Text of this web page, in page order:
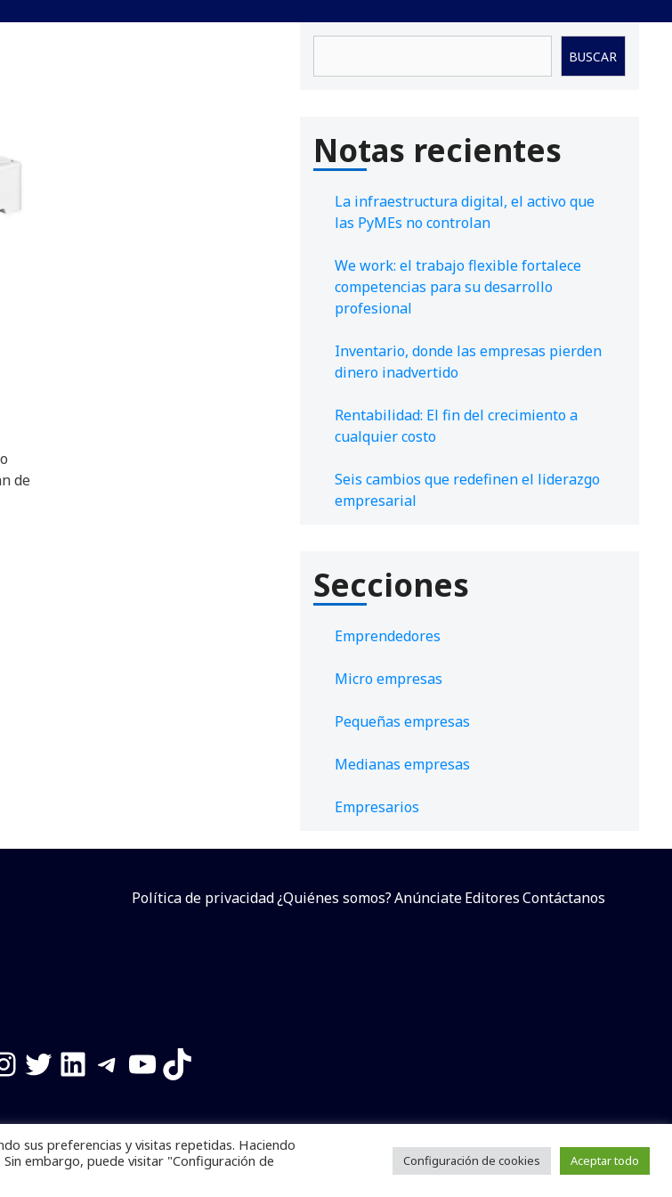
de
BUSCAR
Notas recientes
La infraestructura digital, el activo que
las PyMEs no controlan
We work: el trabajo flexible fortalece
competencias para su desarrollo
profesional
Inventario, donde las empresas pierden
dinero inadvertido
Rentabilidad: El fin del crecimiento a
cualquier costo
Seis cambios que redefinen el liderazgo
empresarial
Secciones
Emprendedores
Micro empresas
Pequeñas empresas
Medianas empresas
Empresarios
Política de privacidad¿Quiénes somos?AnúnciateEditoresContáctanos
Twitter
LinkedIn
Telegram
YouTube
TikTok
prohibe el uso de la información total o parcial sin dar referencia a la fuente.
poryalla ya!
sus preferencias y visitas repetidas. Haciendo
embargo, puede visitar "Configuración de
Configuración de cookies Aceptar todo